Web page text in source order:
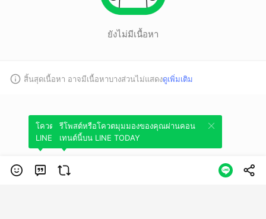
ยังไม่มีเนื้อหา
สิ้นสุดเนื้อหา อาจมีเนื้อหาบางส่วนไม่แสดงดูเพิ่มเติม
โควตมุมมองของคุณผ่านคอนเทนต์นี้บน
LINE TODAY
รีโพสต์หรือโควตมุมมองของคุณผ่านคอน
เทนต์นี้บน LINE TODAY